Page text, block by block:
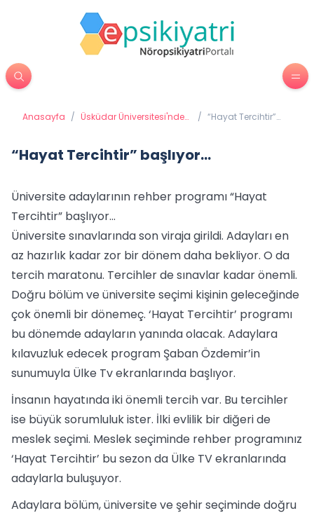
Anasayfa / Üsküdar Üniversitesi'nden
/ “Hayat Tercihtir”
“Hayat Tercihtir” başlıyor...
Üniversite adaylarının rehber programı “Hayat
Tercihtir” başlıyor...
Üniversite sınavlarında son viraja girildi. Adayları en
az hazırlık kadar zor bir dönem daha bekliyor. O da
tercih maratonu. Tercihler de sınavlar kadar önemli.
Doğru bölüm ve üniversite seçimi kişinin geleceğinde
çok önemli bir dönemeç. ‘Hayat Tercihtir’ programı
bu dönemde adayların yanında olacak. Adaylara
kılavuzluk edecek program Şaban Özdemir’in
sunumuyla Ülke Tv ekranlarında başlıyor.
İnsanın hayatında iki önemli tercih var. Bu tercihler
ise büyük sorumluluk ister. İlki evlilik bir diğeri de
meslek seçimi. Meslek seçiminde rehber programınız
‘Hayat Tercihtir’ bu sezon da Ülke TV ekranlarında
adaylarla buluşuyor.
Adaylara bölüm, üniversite ve şehir seçiminde doğru